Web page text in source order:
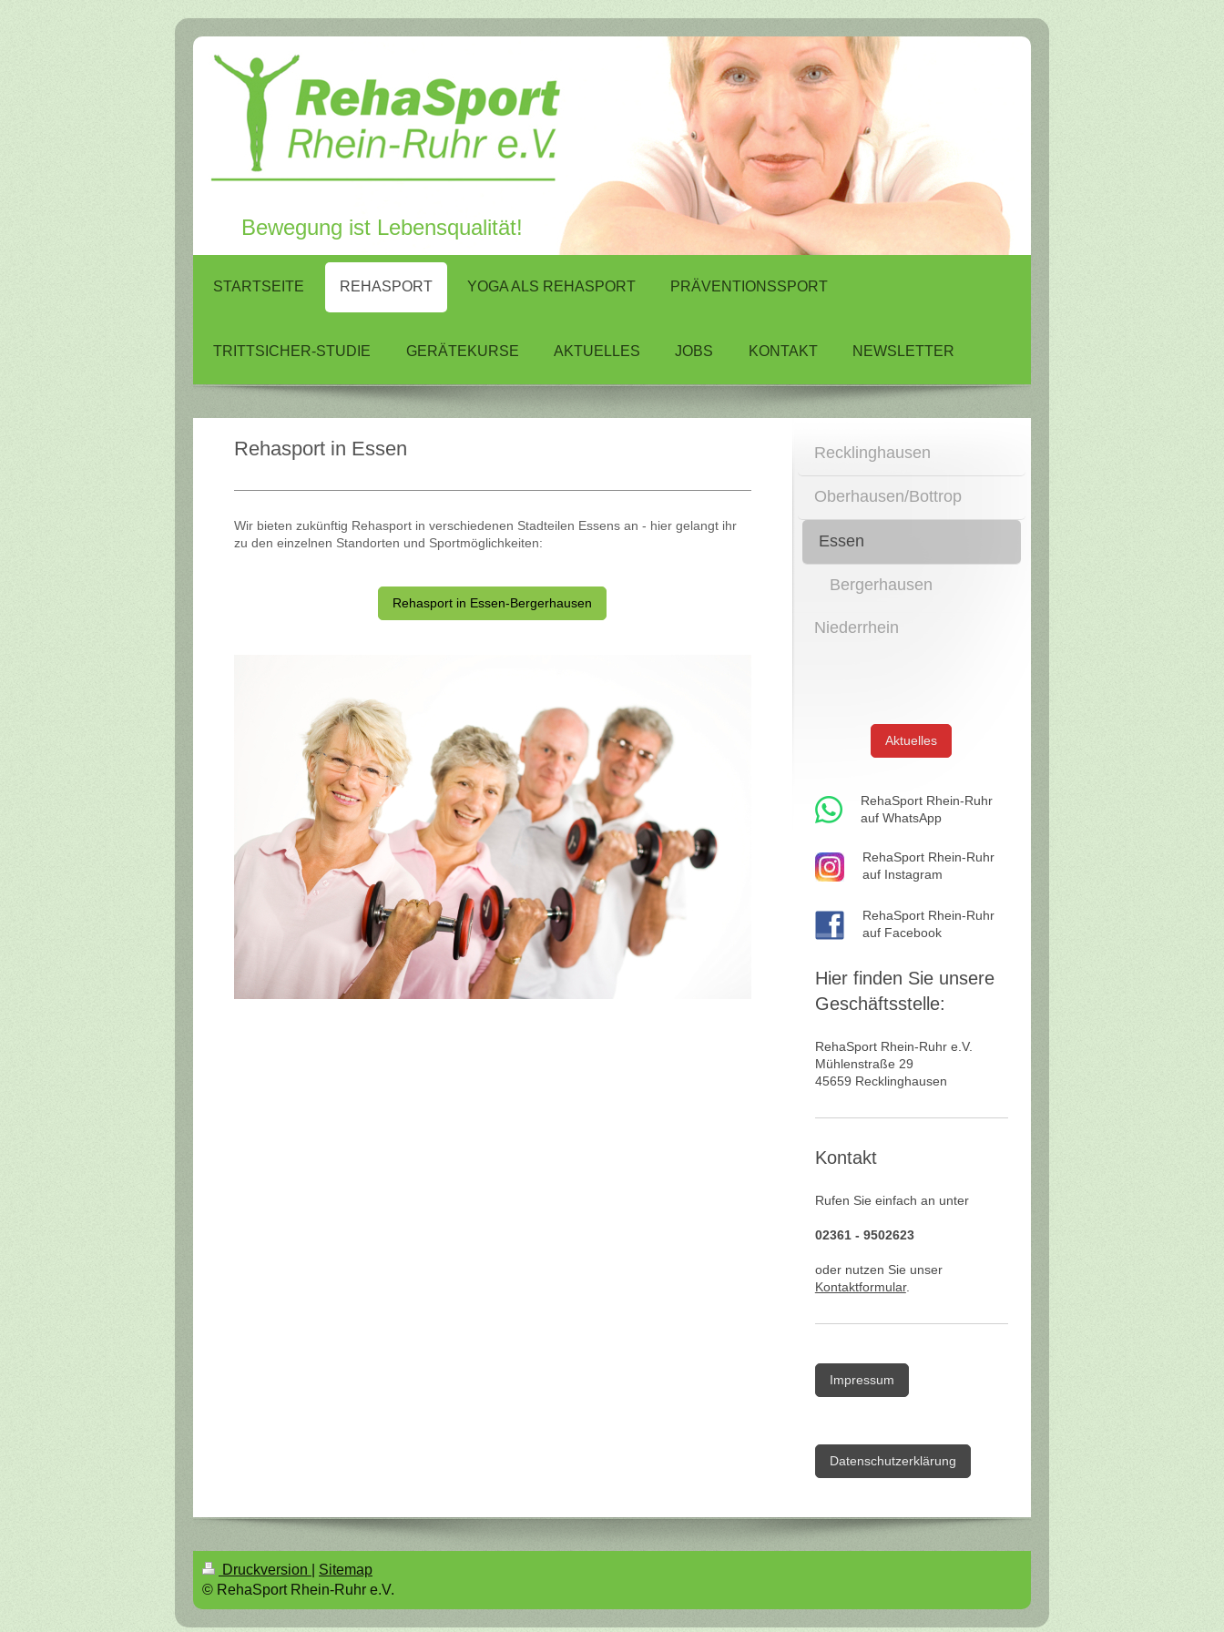
Bewegung ist Lebensqualität!
STARTSEITE REHASPORT YOGA ALS REHASPORT PRÄVENTIONSSPORT
TRITTSICHER-STUDIE GERÄTEKURSE AKTUELLES JOBS KONTAKT NEWSLETTER
Rehasport in Essen
Wir bieten zukünftig Rehasport in verschiedenen Stadteilen Essens an - hier gelangt ihr
zu den einzelnen Standorten und Sportmöglichkeiten:
Rehasport in Essen-Bergerhausen
Recklinghausen
Oberhausen/Bottrop
Essen
Bergerhausen
Niederrhein
Aktuelles
RehaSport Rhein-Ruhr
auf WhatsApp
RehaSport Rhein-Ruhr
auf Instagram
RehaSport Rhein-Ruhr
auf Facebook
Hier finden Sie unsere
Geschäftsstelle:
RehaSport Rhein-Ruhr e.V.
Mühlenstraße 29
45659 Recklinghausen
Kontakt
Rufen Sie einfach an unter
02361 - 9502623
oder nutzen Sie unser
Kontaktformular.
Impressum
Datenschutzerklärung
Druckversion
Sitemap
© RehaSport Rhein-Ruhr e.V.